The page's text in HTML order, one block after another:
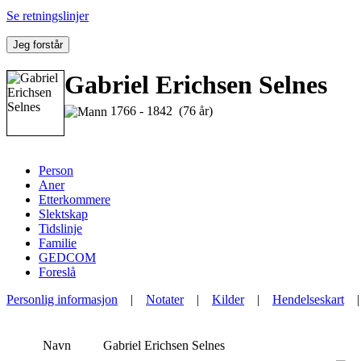
Se retningslinjer
Jeg forstår
Gabriel Erichsen Selnes
1766 - 1842 (76 år)
Person
Aner
Etterkommere
Slektskap
Tidslinje
Familie
GEDCOM
Foreslå
Personlig informasjon | Notater| Kilder| Hendelseskart
Navn Gabriel Erichsen Selnes